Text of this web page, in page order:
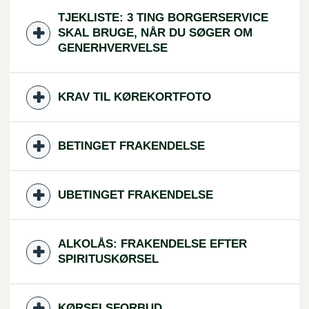
TJEKLISTE: 3 TING BORGERSERVICE
SKAL BRUGE, NÅR DU SØGER OM
GENERHVERVELSE
KRAV TIL KØREKORTFOTO
BETINGET FRAKENDELSE
UBETINGET FRAKENDELSE
ALKOLÅS: FRAKENDELSE EFTER
SPIRITUSKØRSEL